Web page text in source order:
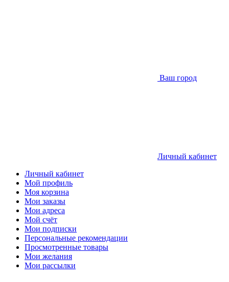
Ваш город
Личный кабинет
Личный кабинет
Мой профиль
Моя корзина
Мои заказы
Мои адреса
Мой счёт
Мои подписки
Персональные рекомендации
Просмотренные товары
Мои желания
Мои рассылки